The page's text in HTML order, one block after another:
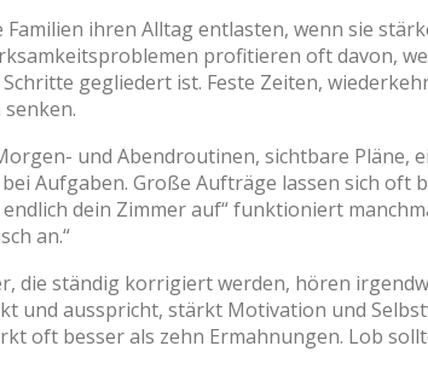
ihren Alltag entlasten, wenn sie
profitieren oft davon,
gegliedert ist. Feste Zeiten,
und Abendroutinen, sichtbare Pläne,
Aufgaben. Große Aufträge lassen sich oft
dein Zimmer auf“ funktioniert
an.“
die ständig korrigiert werden, hören
und ausspricht, stärkt Motivation und
oft besser als zehn Ermahnungen. Lob